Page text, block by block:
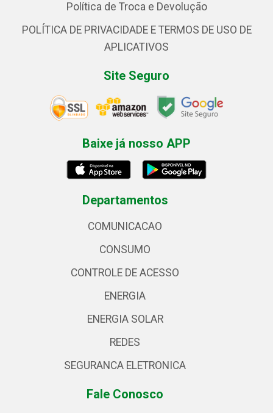
Política de Troca e Devolução
POLÍTICA DE PRIVACIDADE E TERMOS DE USO DE
APLICATIVOS
Site Seguro
Baixe já nosso APP
Departamentos
COMUNICACAO
CONSUMO
CONTROLE DE ACESSO
ENERGIA
ENERGIA SOLAR
REDES
SEGURANCA ELETRONICA
Fale Conosco